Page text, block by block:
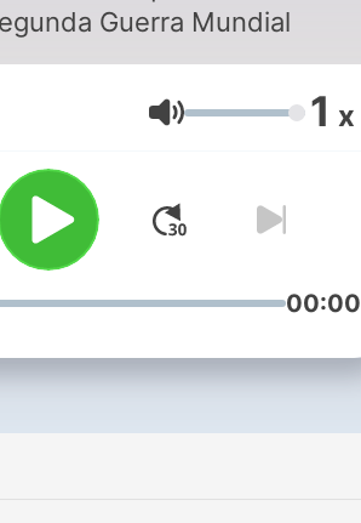
Guerra Mundial
Volumen 1 x
00:00